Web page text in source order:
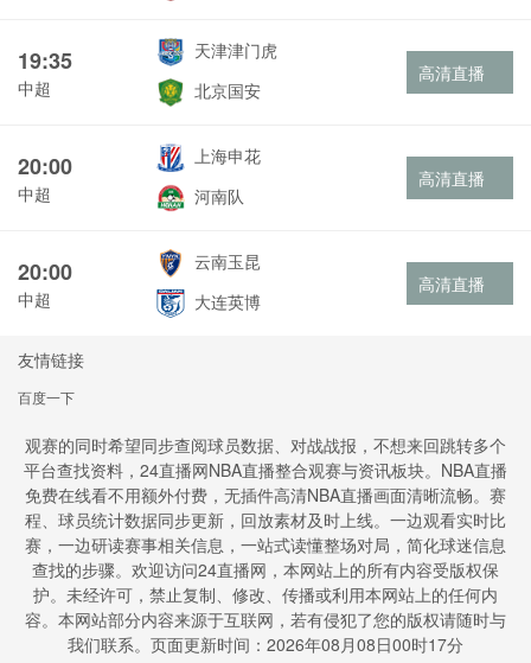
19:35
中超
天津津门虎
北京国安
高清直播
20:00
中超
上海申花
河南队
高清直播
20:00
中超
云南玉昆
大连英博
高清直播
友情链接
百度一下
观赛的同时希望同步查阅球员数据、对战战报，不想来回跳转多个
平台查找资料，24直播网NBA直播整合观赛与资讯板块。NBA直播
免费在线看不用额外付费，无插件高清NBA直播画面清晰流畅。赛
程、球员统计数据同步更新，回放素材及时上线。一边观看实时比
赛，一边研读赛事相关信息，一站式读懂整场对局，简化球迷信息
查找的步骤。欢迎访问24直播网，本网站上的所有内容受版权保
护。未经许可，禁止复制、修改、传播或利用本网站上的任何内
容。本网站部分内容来源于互联网，若有侵犯了您的版权请随时与
我们联系。页面更新时间：2026年08月08日00时17分